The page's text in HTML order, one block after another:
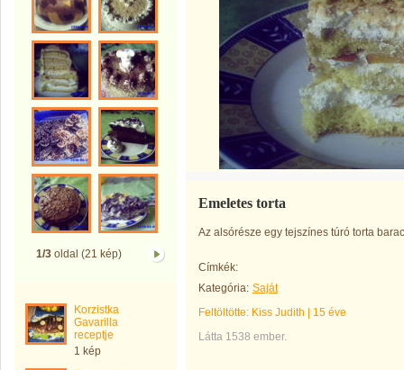
1/3oldal (21 kép)
Korzistka
Gavarilla
receptje
1 kép
Emeletes torta
Az alsórésze egy tejszínes túró torta
Címkék:
Kategória: Saját
Feltöltötte: Kiss Judith
15 éve
Látta 1538 ember.